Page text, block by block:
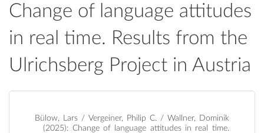
Change of language attitudes
in real time. Results from the
Ulrichsberg Project in Austria
Bülow, Lars / Vergeiner, Philip C. / Wallner, Dominik
(2025): Change of language attitudes in real time.